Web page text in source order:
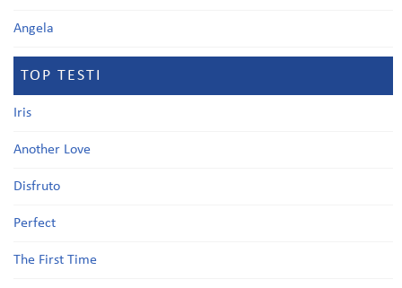
Angela
TOP TESTI
Iris
Another Love
Disfruto
Perfect
The First Time